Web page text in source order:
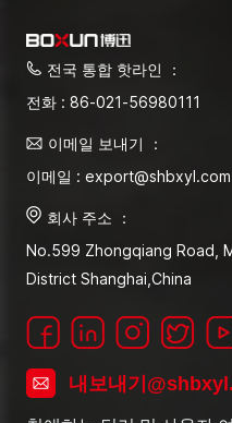
전국 통합 핫라인 ：
전화 : 86-021-56980111
이메일 보내기 ：
이메일 : export@shbxyl.com
회사 주소 ：
No.599 Zhongqiang Road,
District Shanghai,China
내보내기